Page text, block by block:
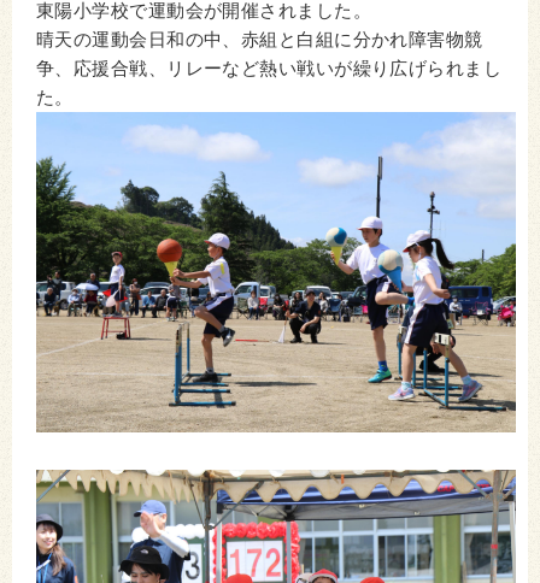
東陽小学校で運動会が開催されました。
晴天の運動会日和の中、赤組と白組に分かれ障害物競
争、応援合戦、リレーなど熱い戦いが繰り広げられまし
た。